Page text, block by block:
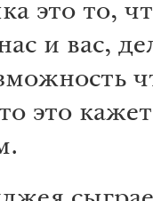
это то,
и вас,
это